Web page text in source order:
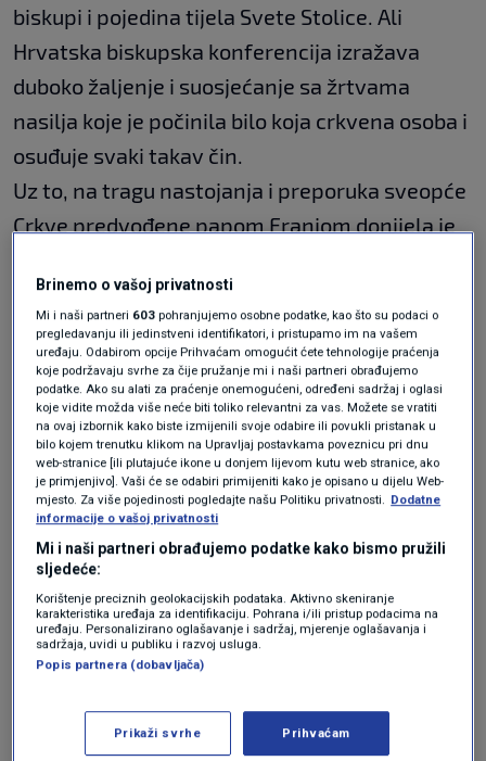
biskupi i pojedina tijela Svete Stolice. Ali
Hrvatska biskupska konferencija izražava
duboko žaljenje i suosjećanje sa žrtvama
nasilja koje je počinila bilo koja crkvena osoba i
osuđuje svaki takav čin.
Uz to, na tragu nastojanja i preporuka sveopće
Crkve predvođene papom Franjom donijela je
unaprijedila prevencija i spriječilo takve
slučajeve. I još želimo istaknuti da žrtva uvijek
mora biti u središtu u smislu empatije i
svekolike pomoći kako bi, koliko je moguće,
mogla nadići tešku traumu", naveli su iz HBK-a.
Podsjetimo, đakovačko-osječki nadbiskup
Đuro Hranić,
koji je, prema pisanju tjednika
Novosti, znao za svećenika pedofila iz
vukovarskog nasilja Sotin, ali 14 mjeseci nije
poduzeo ništa, ovaj je tjedan održao
konfreneciju zbog navedenog slučaja.
“Želim napomenuti da je, koliko mi je poznato,
Brinemo o vašoj privatnosti
Mi i naši partneri 603 pohranjujemo osobne podatke, kao što su podaci o
pregledavanju ili jedinstveni identifikatori, i pristupamo im na vašem
uređaju. Odabirom opcije Prihvaćam omogućit ćete tehnologije praćenja
koje podržavaju svrhe za čije pružanje mi i naši partneri obrađujemo
podatke. Ako su alati za praćenje onemogućeni, određeni sadržaj i oglasi
koje vidite možda više neće biti toliko relevantni za vas. Možete se vratiti
na ovaj izbornik kako biste izmijenili svoje odabire ili povukli pristanak u
bilo kojem trenutku klikom na Upravljaj postavkama poveznicu pri dnu
web-stranice [ili plutajuće ikone u donjem lijevom kutu web stranice, ako
je primjenjivo]. Vaši će se odabiri primijeniti kako je opisano u dijelu Web-
mjesto. Za više pojedinosti pogledajte našu Politiku privatnosti.
Dodatne
informacije o vašoj privatnosti
Mi i naši partneri obrađujemo podatke kako bismo pružili
sljedeće:
Korištenje preciznih geolokacijskih podataka. Aktivno skeniranje
karakteristika uređaja za identifikaciju. Pohrana i/ili pristup podacima na
uređaju. Personalizirano oglašavanje i sadržaj, mjerenje oglašavanja i
sadržaja, uvidi u publiku i razvoj usluga.
Popis partnera (dobavljača)
Prikaži svrhe Prihvaćam